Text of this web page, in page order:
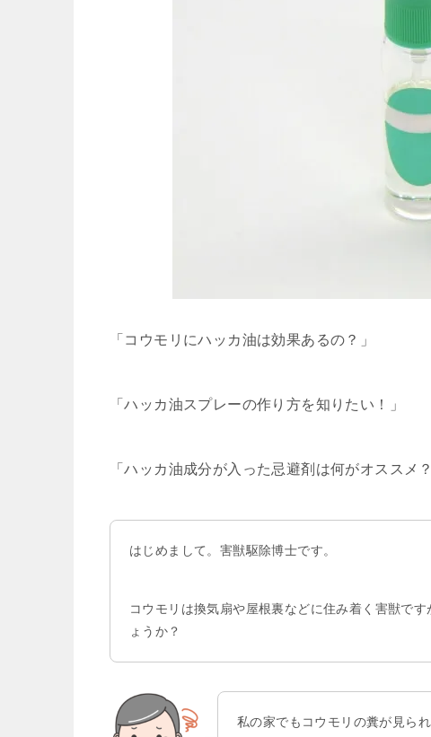
「コウモリにハッカ油は効果あるの？」
「ハッカ油スプレーの作り方を知りたい！」
「ハッカ油成分が入った忌避剤は何がオススメ？
はじめまして。害獣駆除博士です。
コウモリは換気扇や屋根裏などに住み着く害獣で
ょうか？
私の家でもコウモリの糞が見ら